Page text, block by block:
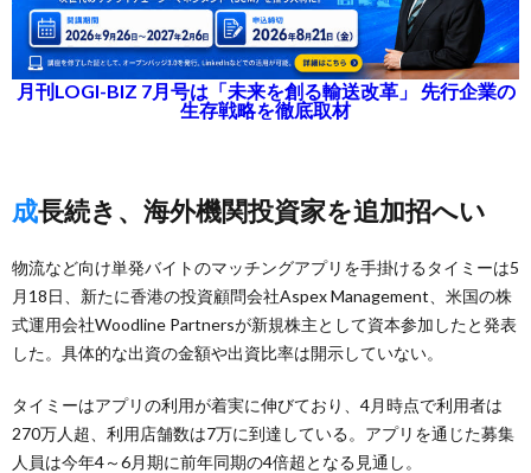
月刊LOGI-BIZ 7月号は「未来を創る輸送改革」 先行企業の
生存戦略を徹底取材
成長続き、海外機関投資家を追加招へい
物流など向け単発バイトのマッチングアプリを手掛けるタイミーは5
月18日、新たに香港の投資顧問会社Aspex Management、米国の株
式運用会社Woodline Partnersが新規株主として資本参加したと発表
した。具体的な出資の金額や出資比率は開示していない。
タイミーはアプリの利用が着実に伸びており、4月時点で利用者は
270万人超、利用店舗数は7万に到達している。アプリを通じた募集
人員は今年4～6月期に前年同期の4倍超となる見通し。